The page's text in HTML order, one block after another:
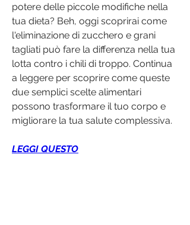
potere delle piccole modifiche nella
tua dieta? Beh, oggi scoprirai come
l'eliminazione di zucchero e grani
tagliati può fare la differenza nella tua
lotta contro i chili di troppo. Continua
a leggere per scoprire come queste
due semplici scelte alimentari
possono trasformare il tuo corpo e
migliorare la tua salute complessiva.
LEGGI QUESTO